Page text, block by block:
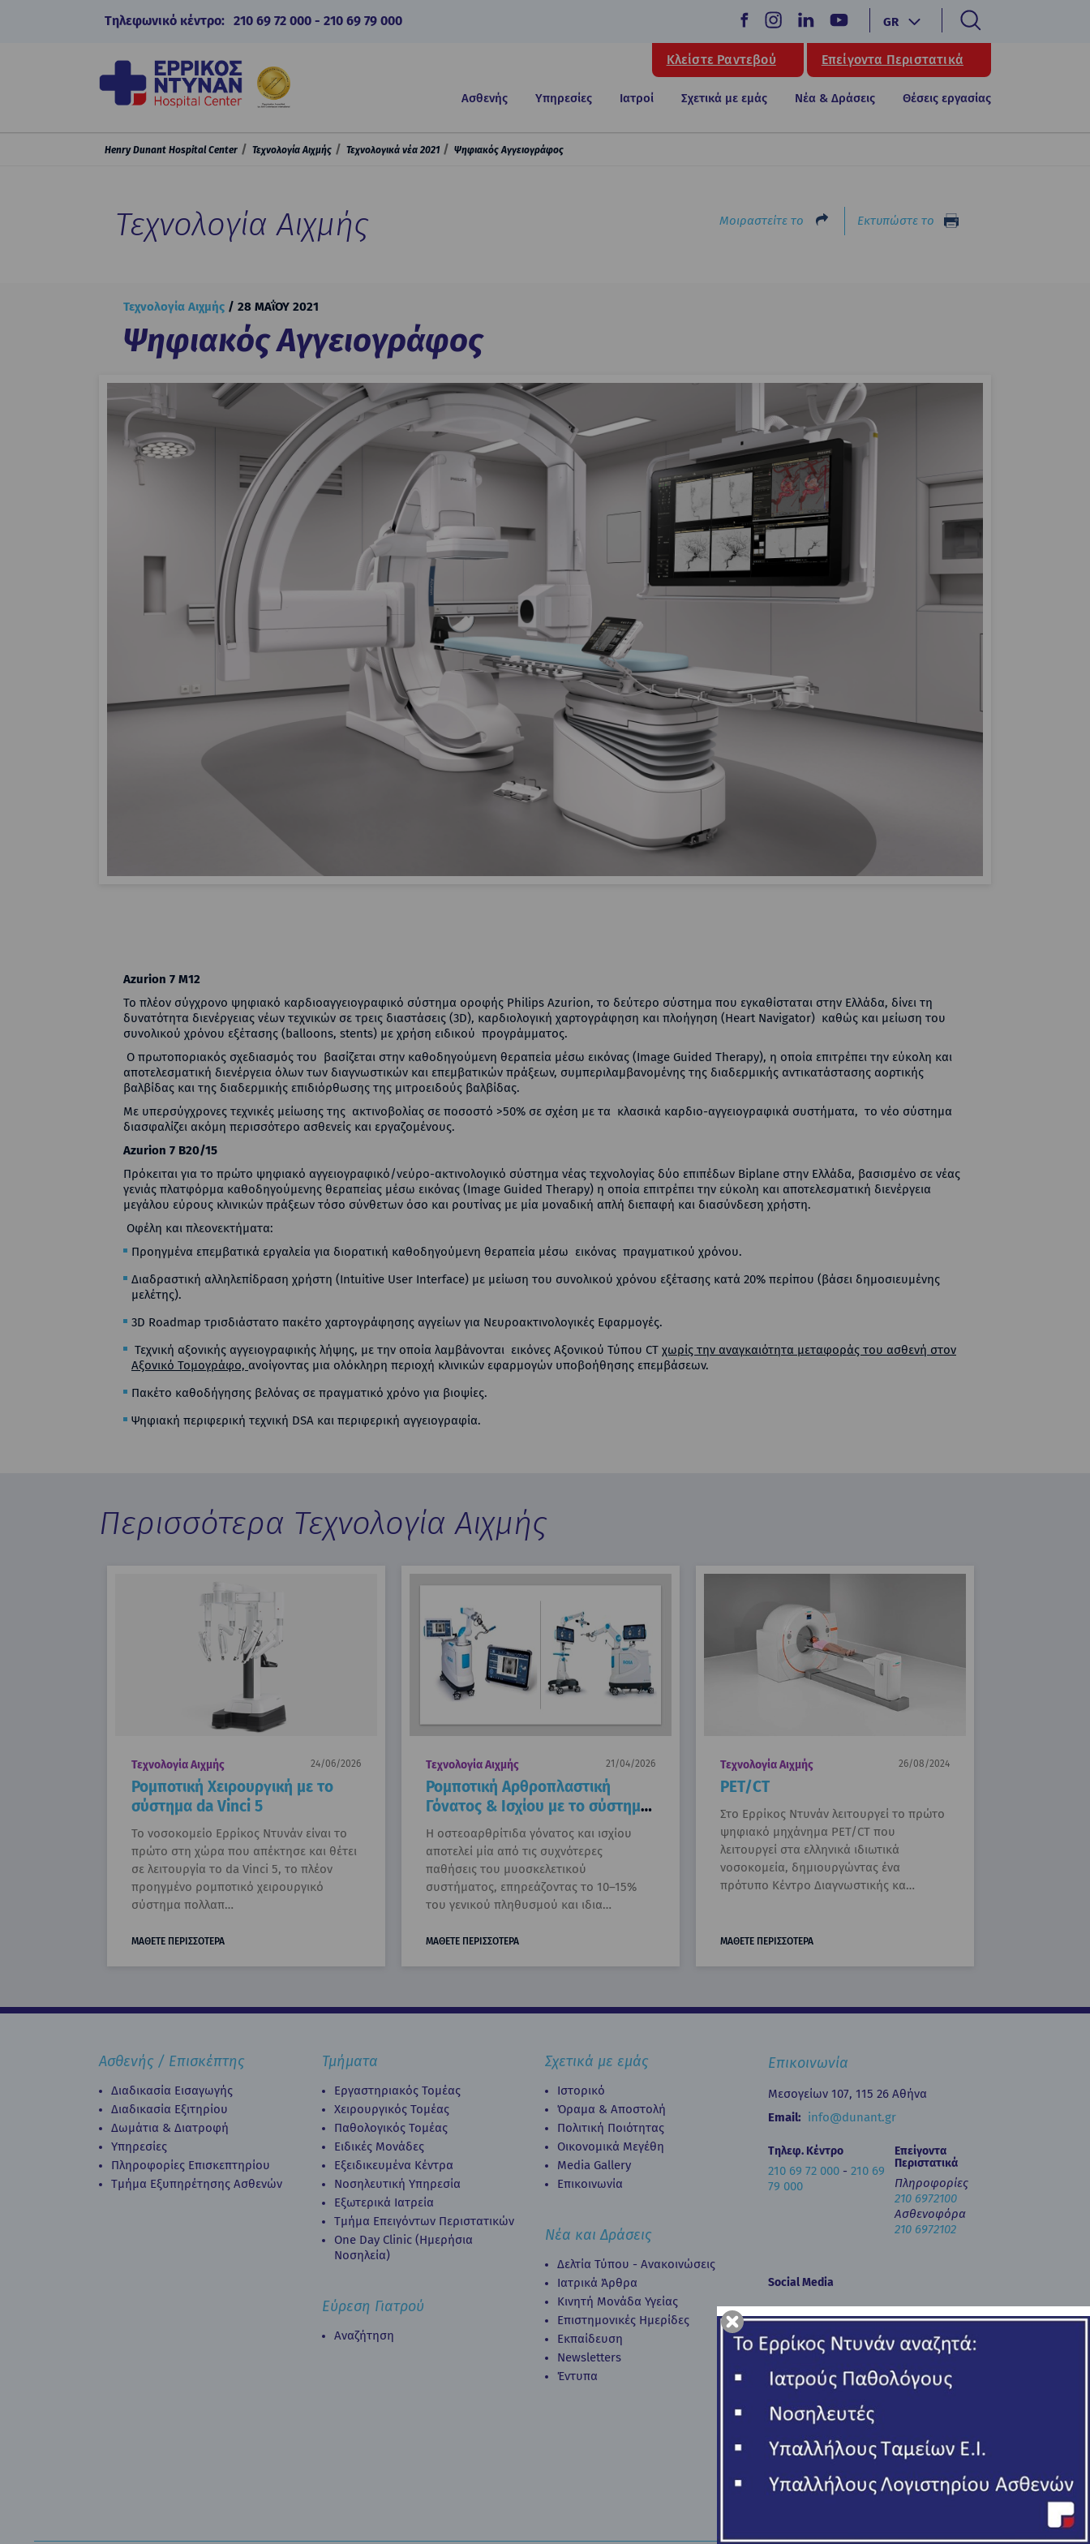
Τηλεφωνικό κέντρο: 210 69 72 000 - 210 69 79 000 GR
Κλείστε Ραντεβού Επείγοντα Περιστατικά
Ασθενής Υπηρεσίες Ιατροί Σχετικά με εμάς Νέα & Δράσεις Θέσεις εργασίας
Henry Dunant Hospital Center Τεχνολογία Αιχμής Τεχνολογικά νέα 2021 Ψηφιακός Αγγειογράφος
Τεχνολογία Αιχμής Μοιραστείτε το Εκτυπώστε το
Τεχνολογία Αιχμής 28 ΜΑΐΟΥ 2021
Ψηφιακός Αγγειογράφος
Azurion 7 Μ12
Το πλέον σύγχρονο ψηφιακό καρδιοαγγειογραφικό σύστημα οροφής Philips Azurion, το δεύτερο σύστημα που εγκαθίσταται στην Ελλάδα, δίνει τη
δυνατότητα διενέργειας νέων τεχνικών σε τρεις διαστάσεις (3D), καρδιολογική χαρτογράφηση και πλοήγηση (Heart Navigator) καθώς και μείωση του
συνολικού χρόνου εξέτασης (balloons, stents) με χρήση ειδικού προγράμματος.
Ο πρωτοποριακός σχεδιασμός του βασίζεται στην καθοδηγούμενη θεραπεία μέσω εικόνας (Image Guided Therapy), η οποία επιτρέπει την εύκολη και
αποτελεσματική διενέργεια όλων των διαγνωστικών και επεμβατικών πράξεων, συμπεριλαμβανομένης της διαδερμικής αντικατάστασης αορτικής
βαλβίδας και της διαδερμικής επιδιόρθωσης της μιτροειδούς βαλβίδας.
Με υπερσύγχρονες τεχνικές μείωσης της ακτινοβολίας σε ποσοστό >50% σε σχέση με τα κλασικά καρδιο-αγγειογραφικά συστήματα, το νέο σύστημα
διασφαλίζει ακόμη περισσότερο ασθενείς και εργαζομένους.
Azurion 7 B20/15
Πρόκειται για το πρώτο ψηφιακό αγγειογραφικό/νεύρο-ακτινολογικό σύστημα νέας τεχνολογίας δύο επιπέδων Biplane στην Ελλάδα, βασισμένο σε νέας
γενιάς πλατφόρμα καθοδηγούμενης θεραπείας μέσω εικόνας (Image Guided Therapy) η οποία επιτρέπει την εύκολη και αποτελεσματική διενέργεια
μεγάλου εύρους κλινικών πράξεων τόσο σύνθετων όσο και ρουτίνας με μία μοναδική απλή διεπαφή και διασύνδεση χρήστη.
Οφέλη και πλεονεκτήματα:
Προηγμένα επεμβατικά εργαλεία για διορατική καθοδηγούμενη θεραπεία μέσω εικόνας πραγματικού χρόνου.
Διαδραστική αλληλεπίδραση χρήστη (Intuitive User Interface) με μείωση του συνολικού χρόνου εξέτασης κατά 20% περίπου (βάσει δημοσιευμένης
μελέτης).
3D Roadmap τρισδιάστατο πακέτο χαρτογράφησης αγγείων για Νευροακτινολογικές Εφαρμογές.
Τεχνική αξονικής αγγειογραφικής λήψης, με την οποία λαμβάνονται εικόνες Αξονικού Τύπου CT χωρίς την αναγκαιότητα μεταφοράς του ασθενή στον
Αξονικό Τομογράφο, ανοίγοντας μια ολόκληρη περιοχή κλινικών εφαρμογών υποβοήθησης επεμβάσεων.
Πακέτο καθοδήγησης βελόνας σε πραγματικό χρόνο για βιοψίες.
Ψηφιακή περιφερική τεχνική DSA και περιφερική αγγειογραφία.
Περισσότερα Τεχνολογία Αιχμής
Τεχνολογία Αιχμής 24/06/2026
Ρομποτική Χειρουργική με το
σύστημα da Vinci 5
Το νοσοκομείο Ερρίκος Ντυνάν είναι το
πρώτο στη χώρα που απέκτησε και θέτει
σε λειτουργία το da Vinci 5, το πλέον
προηγμένο ρομποτικό χειρουργικό
σύστημα πολλαπ…
ΜΑΘΕΤΕ ΠΕΡΙΣΣΟΤΕΡΑ
Τεχνολογία Αιχμής 21/04/2026
Ρομποτική Αρθροπλαστική
Γόνατος & Ισχίου με το σύστημα
ROSA
Η οστεοαρθρίτιδα γόνατος και ισχίου
αποτελεί μία από τις συχνότερες
παθήσεις του μυοσκελετικού
συστήματος, επηρεάζοντας το 10–15%
του γενικού πληθυσμού και ιδια…
ΜΑΘΕΤΕ ΠΕΡΙΣΣΟΤΕΡΑ
Τεχνολογία Αιχμής 26/08/2024
PET/CT
Στο Ερρίκος Ντυνάν λειτουργεί το πρώτο
ψηφιακό μηχάνημα PET/CT που
λειτουργεί στα ελληνικά ιδιωτικά
νοσοκομεία, δημιουργώντας ένα
πρότυπο Κέντρο Διαγνωστικής κα…
ΜΑΘΕΤΕ ΠΕΡΙΣΣΟΤΕΡΑ
Ασθενής / Επισκέπτης
Διαδικασία Εισαγωγής
Διαδικασία Eξιτηρίου
Δωμάτια & Διατροφή
Υπηρεσίες
Πληροφορίες Επισκεπτηρίου
Τμήμα Εξυπηρέτησης Ασθενών
Τμήματα
Εργαστηριακός Τομέας
Χειρουργικός Τομέας
Παθολογικός Τομέας
Ειδικές Μονάδες
Εξειδικευμένα Κέντρα
Νοσηλευτική Υπηρεσία
Εξωτερικά Ιατρεία
Τμήμα Επειγόντων Περιστατικών
Οne Day Clinic (Ημερήσια
Νοσηλεία)
Εύρεση Γιατρού
Αναζήτηση
Σχετικά με εμάς
Ιστορικό
Όραμα & Αποστολή
Πολιτική Ποιότητας
Οικονομικά Μεγέθη
Media Gallery
Επικοινωνία
Νέα και Δράσεις
Δελτία Τύπου - Ανακοινώσεις
Ιατρικά Άρθρα
Κινητή Μονάδα Υγείας
Επιστημονικές Ημερίδες
Εκπαίδευση
Newsletters
Έντυπα
Επικοινωνία
Μεσογείων 107, 115 26 Αθήνα
Email: info@dunant.gr
Τηλεφ. Κέντρο
210 69 72 000 - 210 69
79 000
Επείγοντα
Περιστατικά
Πληροφορίες
210 6972100
Ασθενοφόρα
210 6972102
Social Media
Newsletter